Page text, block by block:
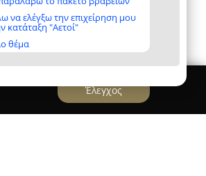
να ελέγξω την επιχείρηση μου
κατάταξη "Αετοί"
θέμα
Έλεγχος